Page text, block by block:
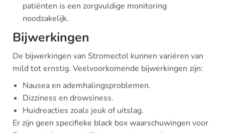
patiënten is een zorgvuldige monitoring
noodzakelijk.
Bijwerkingen
De bijwerkingen van Stromectol kunnen variëren van
mild tot ernstig. Veelvoorkomende bijwerkingen zijn:
Nausea en ademhalingsproblemen.
Dizziness en drowsiness.
Huidreacties zoals jeuk of uitslag.
Er zijn geen specifieke black box waarschuwingen voor